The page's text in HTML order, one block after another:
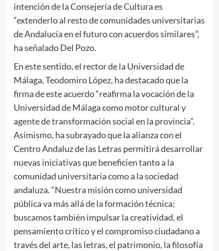
intención de la Consejería de Cultura es
“extenderlo al resto de comunidades universitarias
de Andalucía en el futuro con acuerdos similares”,
ha señalado Del Pozo.
En este sentido, el rector de la Universidad de
Málaga, Teodomiro López, ha destacado que la
firma de este acuerdo “reafirma la vocación de la
Universidad de Málaga como motor cultural y
agente de transformación social en la provincia”.
Asimismo, ha subrayado que la alianza con el
Centro Andaluz de las Letras permitirá desarrollar
nuevas iniciativas que beneficien tanto a la
comunidad universitaria como a la sociedad
andaluza. “Nuestra misión como universidad
pública va más allá de la formación técnica;
buscamos también impulsar la creatividad, el
pensamiento crítico y el compromiso ciudadano a
través del arte, las letras, el patrimonio, la filosofía